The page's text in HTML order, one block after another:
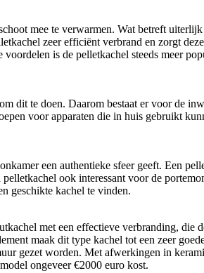
mee te verwarmen. Wat betreft
zeer efficiënt verbrand en zorgt
is de pelletkachel steeds meer
dit te doen. Daarom bestaat er voor de
voor apparaten die in huis gebruikt
een authentieke sfeer geeft. Een
ook interessant voor de
geschikte kachel te vinden.
met een effectieve verbranding,
maak dit type kachel tot een zeer
gezet worden. Met afwerkingen in
ongeveer €2000 euro kost.